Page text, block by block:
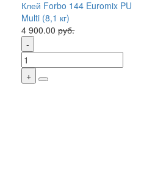
Клей Forbo 144 Euromix PU
Multi (8,1 кг)
4 900.00руб.